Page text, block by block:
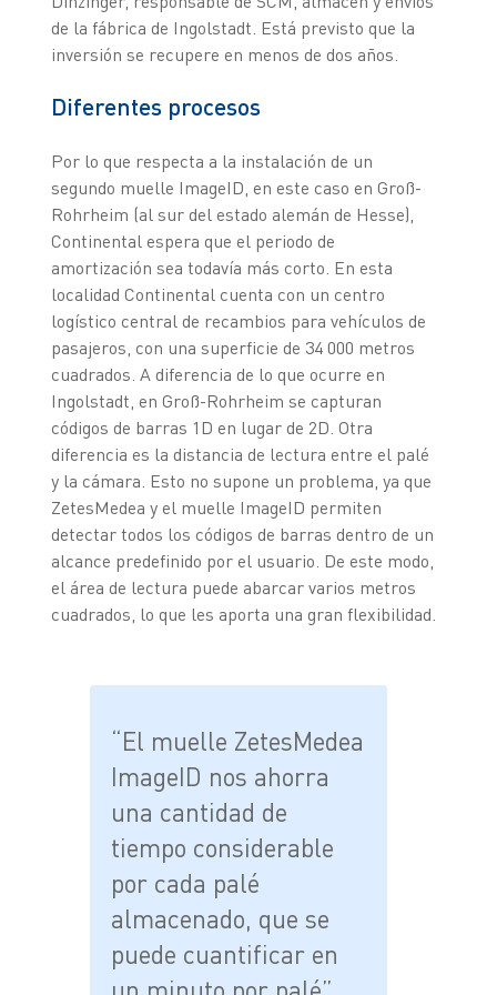
de la fábrica de Ingolstadt. Está previsto que la
inversión se recupere en menos de dos años.
Diferentes procesos
Por lo que respecta a la instalación de un
segundo muelle ImageID, en este caso en Groß-
Rohrheim (al sur del estado alemán de Hesse),
Continental espera que el periodo de
amortización sea todavía más corto. En esta
localidad Continental cuenta con un centro
logístico central de recambios para vehículos de
pasajeros, con una superficie de 34 000 metros
cuadrados. A diferencia de lo que ocurre en
Ingolstadt, en Groß-Rohrheim se capturan
códigos de barras 1D en lugar de 2D. Otra
diferencia es la distancia de lectura entre el palé
y la cámara. Esto no supone un problema, ya que
ZetesMedea y el muelle ImageID permiten
detectar todos los códigos de barras dentro de un
alcance predefinido por el usuario. De este modo,
el área de lectura puede abarcar varios metros
cuadrados, lo que les aporta una gran flexibilidad.
“El muelle ZetesMedea
ImageID nos ahorra
una cantidad de
tiempo considerable
por cada palé
almacenado, que se
puede cuantificar en